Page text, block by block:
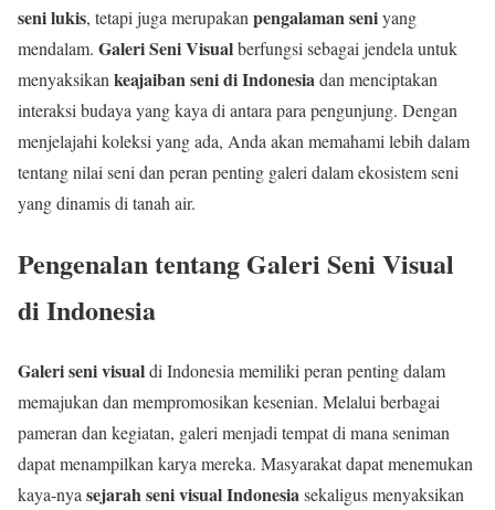
seni lukis, tetapi juga merupakan pengalaman seniyang
mendalam. Galeri Seni Visualberfungsi sebagai jendela untuk
menyaksikan keajaiban seni di Indonesiadan menciptakan
interaksi budaya yang kaya di antara para pengunjung. Dengan
menjelajahi koleksi yang ada, Anda akan memahami lebih dalam
tentang nilai seni dan peran penting galeri dalam ekosistem seni
yang dinamis di tanah air.
Pengenalan tentang Galeri Seni Visual
di Indonesia
Galeri seni visualdi Indonesia memiliki peran penting dalam
memajukan dan mempromosikan kesenian. Melalui berbagai
pameran dan kegiatan, galeri menjadi tempat di mana seniman
dapat menampilkan karya mereka. Masyarakat dapat menemukan
kaya-nya sejarah seni visual Indonesiasekaligus menyaksikan